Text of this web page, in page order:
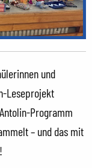
und
Leseprojekt
Programm
– und das mit